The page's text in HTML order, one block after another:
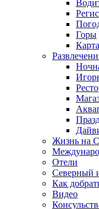
Горы
Карта
Жизнь на
Отели
Как
Видео